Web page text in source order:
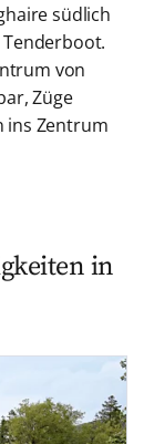
südlich
von
Züge
ins Zentrum
in